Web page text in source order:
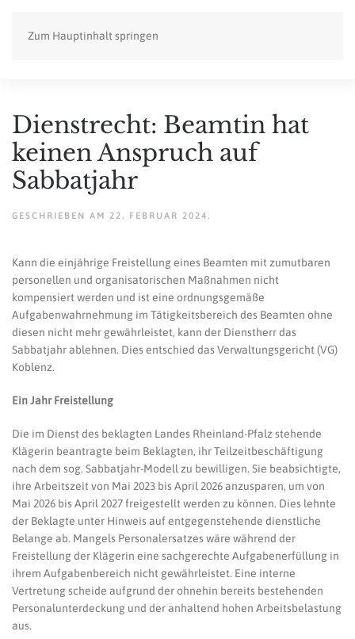
Zum Hauptinhalt springen
Dienstrecht: Beamtin hat
keinen Anspruch auf
Sabbatjahr
GESCHRIEBEN AM 22. FEBRUAR 2024 .
Kann die einjährige Freistellung eines Beamten mit zumutbaren
personellen und organisatorischen Maßnahmen nicht
kompensiert werden und ist eine ordnungsgemäße
Aufgabenwahrnehmung im Tätigkeitsbereich des Beamten ohne
diesen nicht mehr gewährleistet, kann der Dienstherr das
Sabbatjahr ablehnen. Dies entschied das Verwaltungsgericht (VG)
Koblenz.
Ein Jahr Freistellung
Die im Dienst des beklagten Landes Rheinland-Pfalz stehende
Klägerin beantragte beim Beklagten, ihr Teilzeitbeschäftigung
nach dem sog. Sabbatjahr-Modell zu bewilligen. Sie beabsichtigte,
ihre Arbeitszeit von Mai 2023 bis April 2026 anzusparen, um von
Mai 2026 bis April 2027 freigestellt werden zu können. Dies lehnte
der Beklagte unter Hinweis auf entgegenstehende dienstliche
Belange ab. Mangels Personalersatzes wäre während der
Freistellung der Klägerin eine sachgerechte Aufgabenerfüllung in
ihrem Aufgabenbereich nicht gewährleistet. Eine interne
Vertretung scheide aufgrund der ohnehin bereits bestehenden
Personalunterdeckung und der anhaltend hohen Arbeitsbelastung
aus.